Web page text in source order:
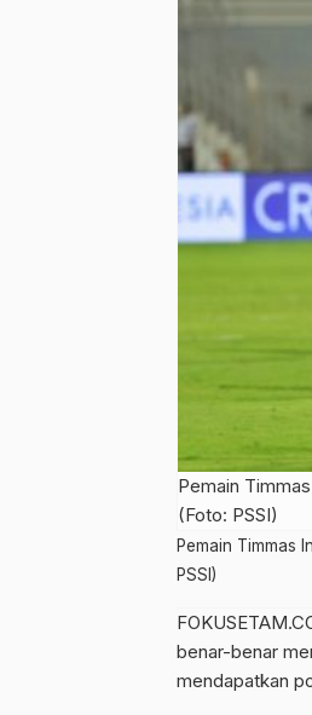
Pemain
(Foto: PSSI)
Pemain Timmas
PSSI)
benar-benar
mendapatkan